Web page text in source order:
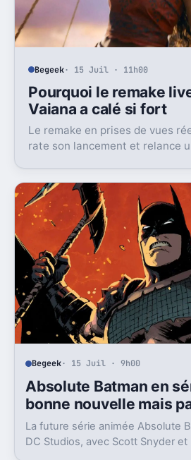
Begeek· 15 Juil · 11h00
Pourquoi le remake
Vaiana a calé si fort
Le remake en prises de vues
rate son lancement et relance
Begeek· 15 Juil · 9h00
Absolute Batman en
bonne nouvelle mais
La future série animée Absolute
DC Studios, avec Scott Snyder et